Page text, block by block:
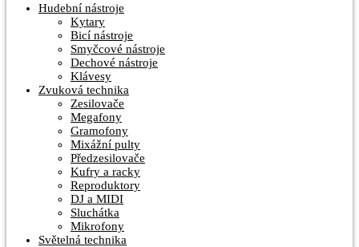
Hudební nástroje
Kytary
Bicí nástroje
Smyčcové nástroje
Dechové nástroje
Klávesy
Zvuková technika
Zesilovače
Megafony
Gramofony
Mixážní pulty
Předzesilovače
Kufry a racky
Reproduktory
DJ a MIDI
Sluchátka
Mikrofony
Světelná technika